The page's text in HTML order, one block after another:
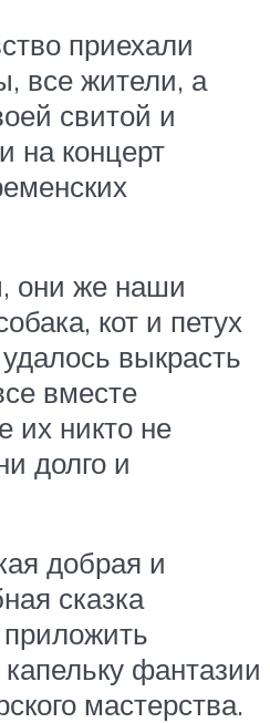
приехали
все жители, а
свитой и
на концерт
они же наши
кот и петух
выкрасть
вместе
их никто не
долго и
добрая и
сказка
фантазии
мастерства.